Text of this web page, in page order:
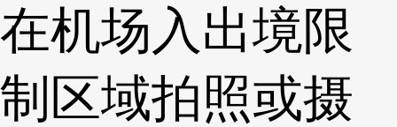
在机场入出境限
制区域拍照或摄